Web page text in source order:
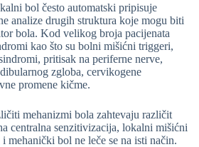
bol često automatski pripisuje
analize drugih struktura koje mogu biti
bola. Kod velikog broja pacijenata
kao što su bolni mišićni triggeri,
pritisak na periferne nerve,
zgloba, cervikogene
promene kičme.
mehanizmi bola zahtevaju različit
centralna senzitivizacija, lokalni mišićni
mehanički bol ne leče se na isti način.